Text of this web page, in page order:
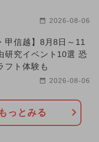
2026-08-06
甲信越】8月8日～11
研究イベント10選 恐
フト体験も
2026-08-06
っとみる